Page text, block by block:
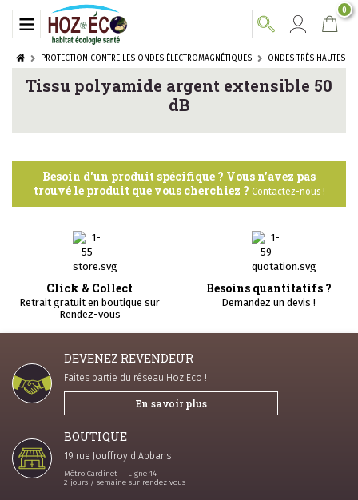
0
PROTECTION CONTRE LES ONDES ÉLECTROMAGNÉTIQUES ONDES TRÈS HAUTES
Tissu polyamide argent extensible 50
dB
Besoin d'un produit spécifique ? Vous n’avez pas
trouvé le produit que vous cherchiez ? Contactez-nous !
Click & Collect
Retrait gratuit en boutique sur
Rendez-vous
Besoins quantitatifs ?
Demandez un devis !
DEVENEZ REVENDEUR
Faites partie du réseau Hoz Eco !
En savoir plus
BOUTIQUE
19 rue Jouffroy d'Abbans
Métro Cardinet - Ligne 14
2 jours / semaine sur rendez vous